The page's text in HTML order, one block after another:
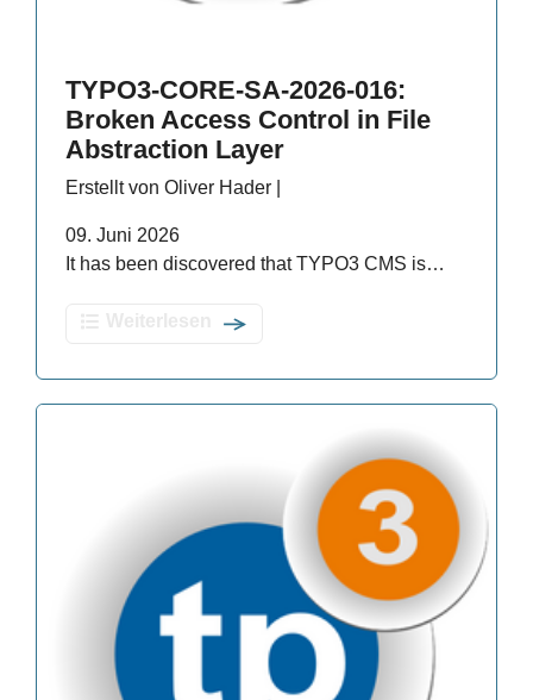
TYPO3-CORE-SA-2026-016:
Broken Access Control in File
Abstraction Layer
Erstellt von Oliver Hader |
09. Juni 2026
It has been discovered that TYPO3 CMS is…